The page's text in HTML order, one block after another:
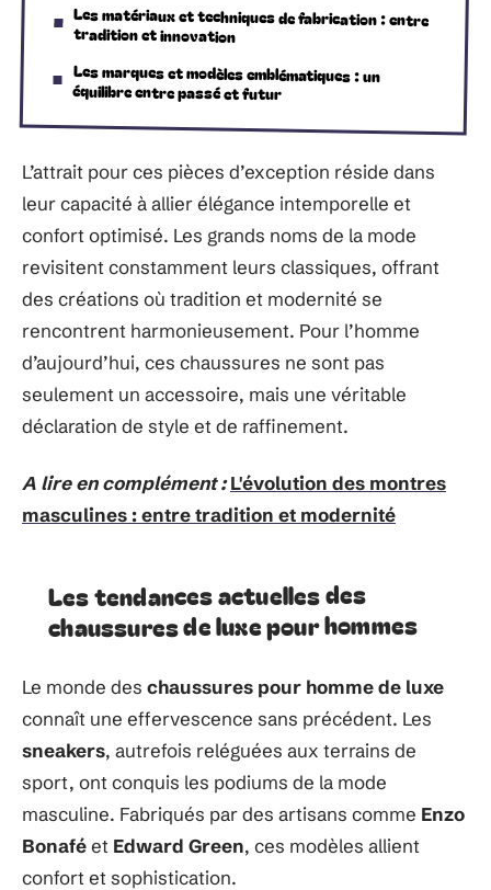
Les matériaux et techniques de fabrication : entre
tradition et innovation
Les marques et modèles emblématiques : un
équilibre entre passé et futur
L’attrait pour ces pièces d’exception réside dans
leur capacité à allier élégance intemporelle et
confort optimisé. Les grands noms de la mode
revisitent constamment leurs classiques, offrant
des créations où tradition et modernité se
rencontrent harmonieusement. Pour l’homme
d’aujourd’hui, ces chaussures ne sont pas
seulement un accessoire, mais une véritable
déclaration de style et de raffinement.
A lire en complément : L'évolution des montres
masculines : entre tradition et modernité
Les tendances actuelles des
chaussures de luxe pour hommes
Le monde des chaussures pour homme de luxe
connaît une effervescence sans précédent. Les
sneakers, autrefois reléguées aux terrains de
sport, ont conquis les podiums de la mode
masculine. Fabriqués par des artisans comme Enzo
Bonaféet Edward Green, ces modèles allient
confort et sophistication.